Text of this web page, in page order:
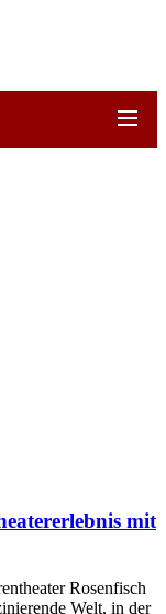
mit
Rosenfisch
Welt, in der